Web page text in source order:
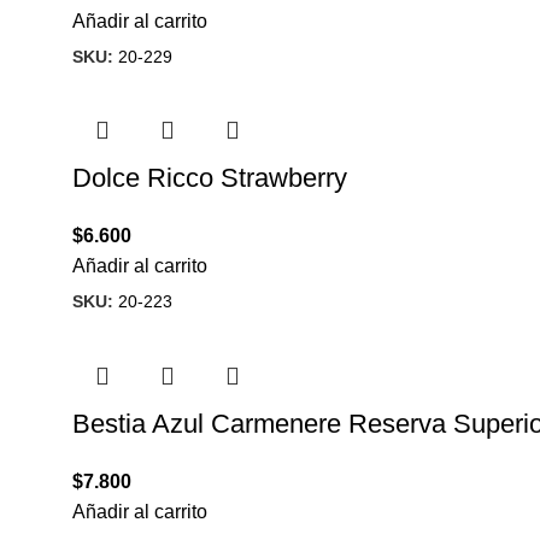
Añadir al carrito
SKU: 20-229
Dolce Ricco Strawberry
$6.600
Añadir al carrito
SKU: 20-223
Bestia Azul Carmenere Reserva
$7.800
Añadir al carrito